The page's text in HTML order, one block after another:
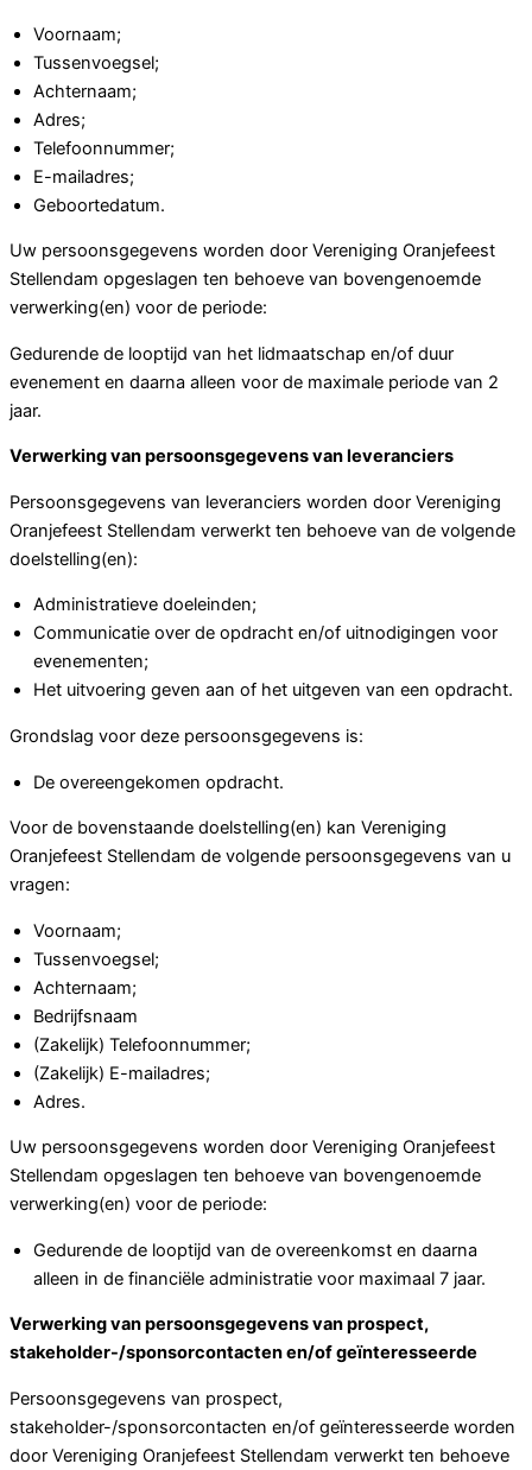
Voornaam;
Tussenvoegsel;
Achternaam;
Adres;
Telefoonnummer;
E-mailadres;
Geboortedatum.
Uw persoonsgegevens worden door Vereniging Oranjefeest
Stellendam opgeslagen ten behoeve van bovengenoemde
verwerking(en) voor de periode:
Gedurende de looptijd van het lidmaatschap en/of duur
evenement en daarna alleen voor de maximale periode van 2
jaar.
Verwerking van persoonsgegevens van leveranciers
Persoonsgegevens van leveranciers worden door Vereniging
Oranjefeest Stellendam verwerkt ten behoeve van de volgende
doelstelling(en):
Administratieve doeleinden;
Communicatie over de opdracht en/of uitnodigingen voor
evenementen;
Het uitvoering geven aan of het uitgeven van een opdracht.
Grondslag voor deze persoonsgegevens is:
De overeengekomen opdracht.
Voor de bovenstaande doelstelling(en) kan Vereniging
Oranjefeest Stellendam de volgende persoonsgegevens van u
vragen:
Voornaam;
Tussenvoegsel;
Achternaam;
Bedrijfsnaam
(Zakelijk) Telefoonnummer;
(Zakelijk) E-mailadres;
Adres.
Uw persoonsgegevens worden door Vereniging Oranjefeest
Stellendam opgeslagen ten behoeve van bovengenoemde
verwerking(en) voor de periode:
Gedurende de looptijd van de overeenkomst en daarna
alleen in de financiële administratie voor maximaal 7 jaar.
Verwerking van persoonsgegevens van prospect,
stakeholder-/sponsorcontacten en/of geïnteresseerde
Persoonsgegevens van prospect,
stakeholder-/sponsorcontacten en/of geïnteresseerde worden
door Vereniging Oranjefeest Stellendam verwerkt ten behoeve